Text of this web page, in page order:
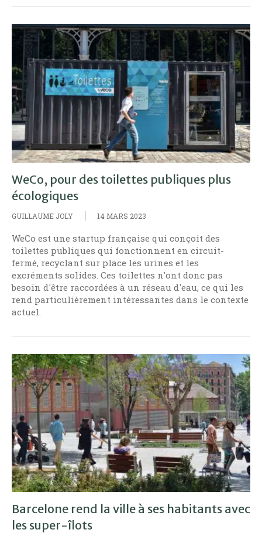
WeCo, pour des toilettes publiques plus
écologiques
GUILLAUME JOLY 14 MARS 2023
WeCo est une startup française qui conçoit des
toilettes publiques qui fonctionnent en circuit-
fermé, recyclant sur place les urines et les
excréments solides. Ces toilettes n'ont donc pas
besoin d'être raccordées à un réseau d'eau, ce qui les
rend particulièrement intéressantes dans le contexte
actuel.
Barcelone rend la ville à ses habitants avec
les super-îlots